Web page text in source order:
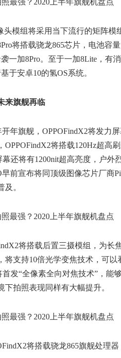
头模组将采用当下流行的矩阵模
将搭载骁龙865芯片，电池容
一加8Pro。至于一加8Lite，有
于安卓10的氢OS系统。
来旗舰再临
开年旗舰，OPPOFindX2将发力
OPPOFindX2将搭载120Hz超高
幕还将有1200nit超高亮度，户
前宣布将同顶级图像芯片厂商
及。
将搭载后置三摄模组，为长
将支持10倍光学变焦技术，可以
首发“全像素全向对焦技术”，能
下拍照表现同样有大幅提升。
将搭载骁龙865旗舰处理